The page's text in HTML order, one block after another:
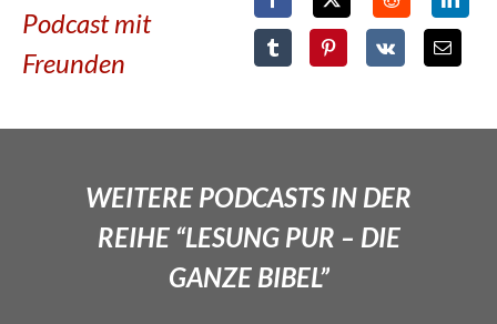
Podcast mit
Freunden
WEITERE PODCASTS IN DER
REIHE “LESUNG PUR – DIE
GANZE BIBEL”